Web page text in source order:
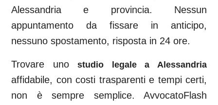
Alessandria e provincia. Nessun
appuntamento da fissare in anticipo,
nessuno spostamento, risposta in 24 ore.
Trovare unostudio legale aAlessandria
affidabile, con costi trasparenti e tempi certi,
non è sempre semplice. AvvocatoFlash